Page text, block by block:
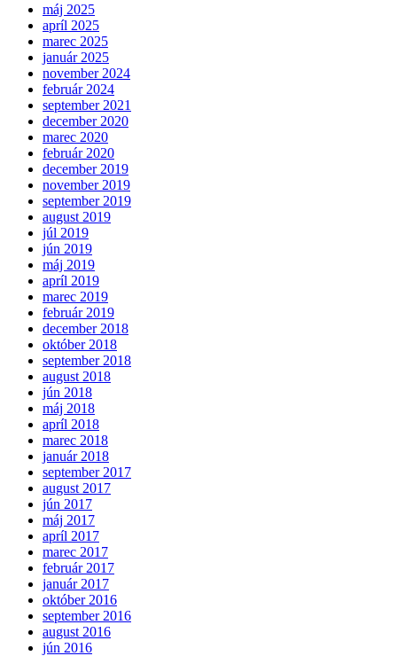
máj 2025
apríl 2025
marec 2025
január 2025
november 2024
február 2024
september 2021
december 2020
marec 2020
február 2020
december 2019
november 2019
september 2019
august 2019
júl 2019
jún 2019
máj 2019
apríl 2019
marec 2019
február 2019
december 2018
október 2018
september 2018
august 2018
jún 2018
máj 2018
apríl 2018
marec 2018
január 2018
september 2017
august 2017
jún 2017
máj 2017
apríl 2017
marec 2017
február 2017
január 2017
október 2016
september 2016
august 2016
jún 2016